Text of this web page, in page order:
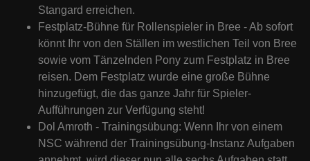
Stangard erreichen.
Festplatz-Bühne für Rollenspieler in Bree - Ab sofort
könnt Ihr von den Ställen im westlichen Teil von Bree
sowie vom Tänzelnden Pony zum Festplatz in Bree
reisen. Dem Festplatz wurde eine große Bühne
hinzugefügt, die das ganze Jahr für Spieler-
Aufführungen zur Verfügung steht!
Dol Amroth - Trainingsübung: Wenn Ihr von einem
NSC während der Trainingsübung-Instanz Aufgaben